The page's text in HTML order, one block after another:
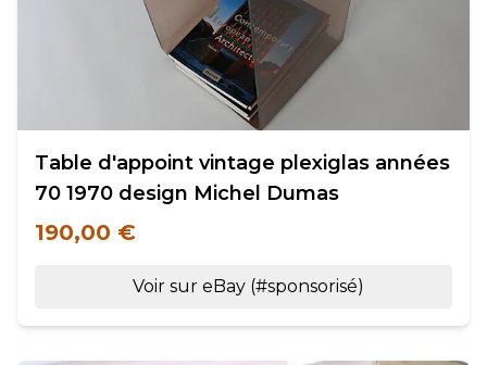
Table d'appoint vintage plexiglas années
70 1970 design Michel Dumas
190,00 €
Voir sur eBay (#sponsorisé)